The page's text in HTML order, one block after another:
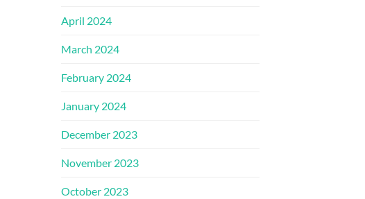
April 2024
March 2024
February 2024
January 2024
December 2023
November 2023
October 2023